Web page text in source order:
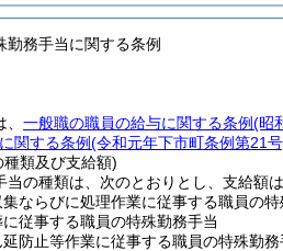
勤務手当に関する条例
一般職の職員の給与に関する条例(昭
関する条例(令和元年下市町条例第21
類及び支給額)
当の種類は、次のとおりとし、支給額は
ならびに処理作業に従事する職員の特
従事する職員の特殊勤務手当
防止等作業に従事する職員の特殊勤務